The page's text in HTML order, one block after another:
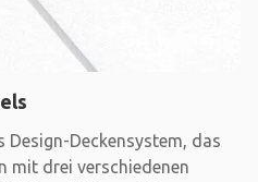
Design-Deckensystem, das
mit drei verschiedenen